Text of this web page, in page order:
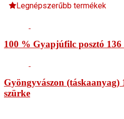
Legnépszerűbb termékek
100 % Gyapjúfilc posztó 136
Gyöngyvászon (táskaanyag)
szürke